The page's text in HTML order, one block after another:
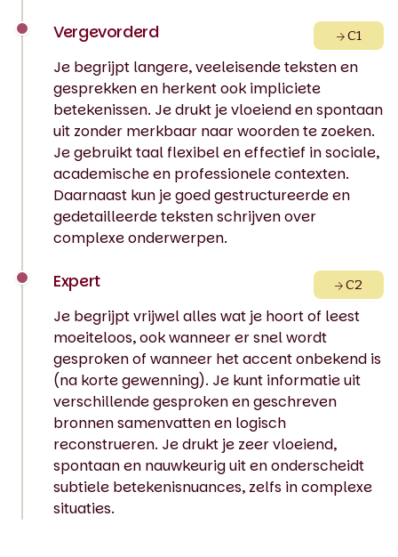
Vergevorderd C1
Je begrijpt langere, veeleisende teksten en
gesprekken en herkent ook impliciete
betekenissen. Je drukt je vloeiend en spontaan
uit zonder merkbaar naar woorden te zoeken.
Je gebruikt taal flexibel en effectief in sociale,
academische en professionele contexten.
Daarnaast kun je goed gestructureerde en
gedetailleerde teksten schrijven over
complexe onderwerpen.
Expert C2
Je begrijpt vrijwel alles wat je hoort of leest
moeiteloos, ook wanneer er snel wordt
gesproken of wanneer het accent onbekend is
(na korte gewenning). Je kunt informatie uit
verschillende gesproken en geschreven
bronnen samenvatten en logisch
reconstrueren. Je drukt je zeer vloeiend,
spontaan en nauwkeurig uit en onderscheidt
subtiele betekenisnuances, zelfs in complexe
situaties.